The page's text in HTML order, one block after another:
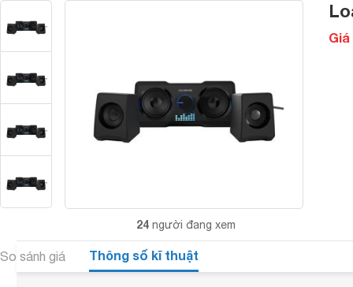
24 người đang xem
So sánh giá Thông số kĩ thuật